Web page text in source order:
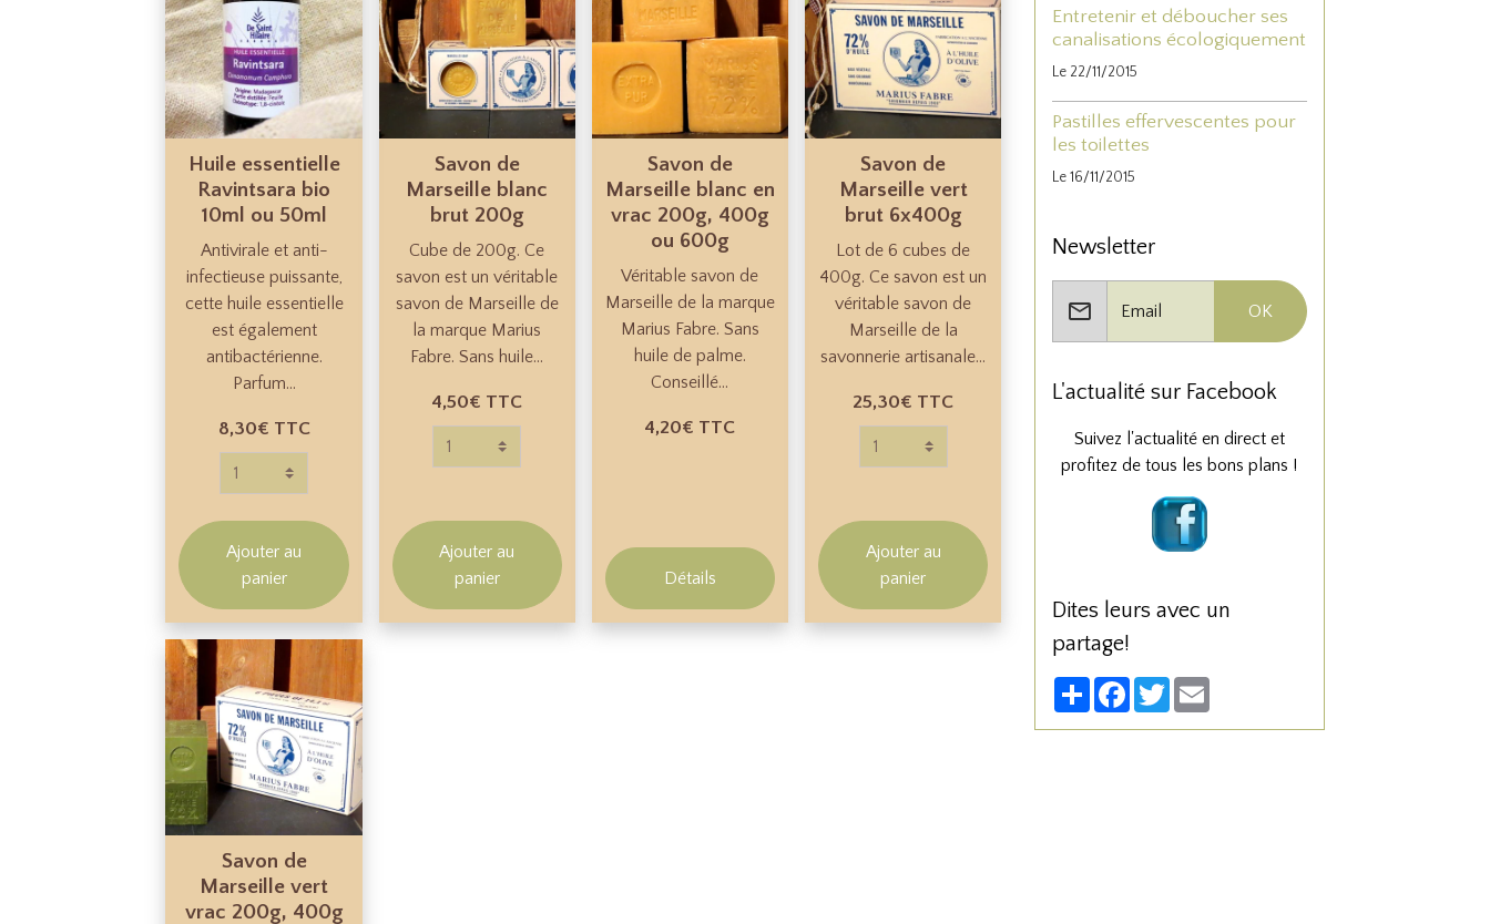
Huile essentielle
Ravintsara bio
10ml ou 50ml
Antivirale et anti-
infectieuse puissante,
cette huile essentielle
est également
antibactérienne.
Parfum...
8,30€ TTC
Ajouter au
panier
Savon de
Marseille blanc
brut 200g
Cube de 200g. Ce
savon est un véritable
savon de Marseille de
la marque Marius
Fabre. Sans huile...
4,50€ TTC
Ajouter au
panier
Savon de
Marseille blanc en
vrac 200g, 400g
ou 600g
Véritable savon de
Marseille de la marque
Marius Fabre. Sans
huile de palme.
Conseillé...
4,20€ TTC
Détails
Savon de
Marseille vert
brut 6x400g
Lot de 6 cubes de
400g. Ce savon est un
véritable savon de
Marseille de la
savonnerie artisanale...
25,30€ TTC
Ajouter au
panier
Savon de
Marseille vert
vrac 200g, 400g
Entretenir et déboucher ses
canalisations écologiquement
Le 22/11/2015
Pastilles effervescentes pour
les toilettes
Le 16/11/2015
Newsletter
OK
L'actualité sur Facebook
Suivez l'actualité en direct et
profitez de tous les bons plans !
Dites leurs avec un
partage!
PartagerFacebook
Twitter